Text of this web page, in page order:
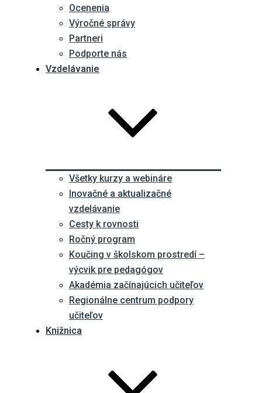
Ocenenia
Výročné správy
Partneri
Podporte nás
Vzdelávanie
Všetky kurzy a webináre
Inovačné a aktualizačné
vzdelávanie
Cesty k rovnosti
Ročný program
Koučing v školskom prostredí –
výcvik pre pedagógov
Akadémia začínajúcich učiteľov
Regionálne centrum podpory
učiteľov
Knižnica